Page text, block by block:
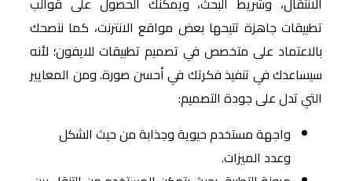
تطبيقات جاهزة تتيحها بعض مواقع الانترنت، كما ننصحك
بالاعتماد على متخصص في تصميم تطبيقات للايفون؛ لأنه
سيساعدك في تنفيذ فكرتك في أحسن صورة. ومن المعايير
التي تدل على جودة التصميم:
واجهة مستخدم حيوية وجذابة من حيث الشكل
وعدد الميزات.